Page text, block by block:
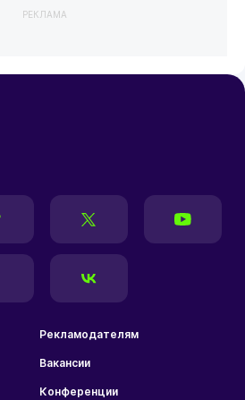
РЕКЛАМА
Рекламодателям
Вакансии
Конференции